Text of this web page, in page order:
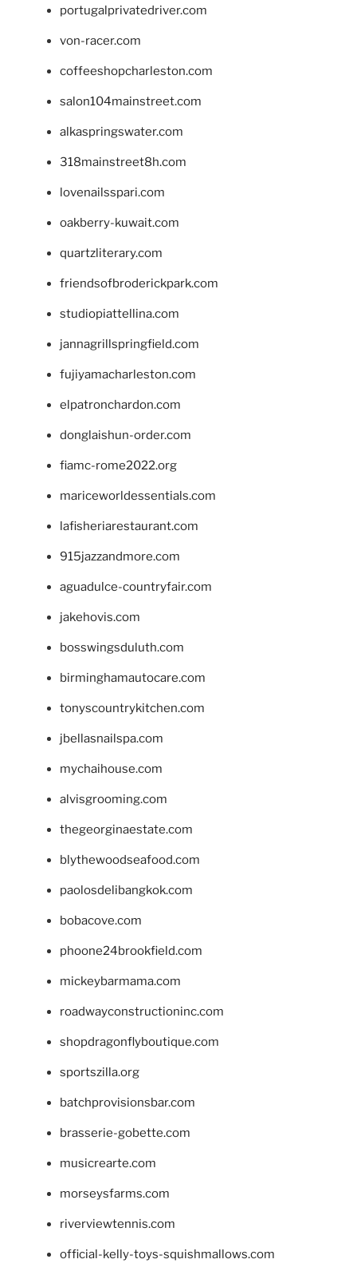
portugalprivatedriver.com
von-racer.com
coffeeshopcharleston.com
salon104mainstreet.com
alkaspringswater.com
318mainstreet8h.com
lovenailsspari.com
oakberry-kuwait.com
quartzliterary.com
friendsofbroderickpark.com
studiopiattellina.com
jannagrillspringfield.com
fujiyamacharleston.com
elpatronchardon.com
donglaishun-order.com
fiamc-rome2022.org
mariceworldessentials.com
lafisheriarestaurant.com
915jazzandmore.com
aguadulce-countryfair.com
jakehovis.com
bosswingsduluth.com
birminghamautocare.com
tonyscountrykitchen.com
jbellasnailspa.com
mychaihouse.com
alvisgrooming.com
thegeorginaestate.com
blythewoodseafood.com
paolosdelibangkok.com
bobacove.com
phoone24brookfield.com
mickeybarmama.com
roadwayconstructioninc.com
shopdragonflyboutique.com
sportszilla.org
batchprovisionsbar.com
brasserie-gobette.com
musicrearte.com
morseysfarms.com
riverviewtennis.com
official-kelly-toys-squishmallows.com